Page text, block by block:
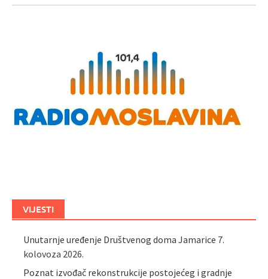
VIJESTI
Unutarnje uređenje Društvenog doma Jamarice 7.
kolovoza 2026.
Poznat izvođač rekonstrukcije postojećeg i gradnje